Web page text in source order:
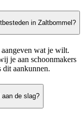
in Zaltbommel?
wat je wilt.
je aan schoonmakers
dit aankunnen.
de slag?